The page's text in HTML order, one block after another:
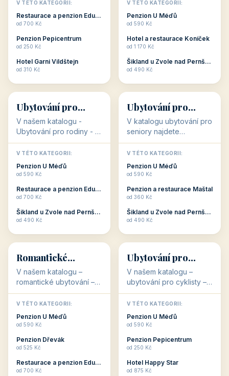
dovolenou přímo
souvisejí. Aktivní
odpočinek jso...
V TÉTO KATEGORII:
Restaurace a penzion Eduard
od 700 Kč
Penzion Pepicentrum
od 250 Kč
Hotel Garni Vildštejn
od 310 Kč
cenově dostupné
ubytování v ČR. Budete
c...
V TÉTO KATEGORII:
Penzion U Méďů
od 590 Kč
Hotel a restaurace Koníček
od 1 170 Kč
Šikland u Zvole nad Pernštejnem
od 490 Kč
👨‍👩‍👧‍👦
👨‍👩‍👧‍👦
34 objektů
Ubytování pro
rodiny
V našem katalogu -
Ubytování pro rodiny -
jsou pro Vás připraveny
objekty, které svojí
polohou či vybaveností,
nabízí klidné ubytování
V TÉTO KATEGORII:
Penzion U Méďů
od 590 Kč
Restaurace a penzion Eduard
od 700 Kč
Šikland u Zvole nad Pernštejnem
od 490 Kč
🧓
🧓
33 objektů
Ubytování pro
seniory
V katalogu ubytování pro
seniory najdete
penziony a hotely, které
jsou přizpůsobeny pro
ubytování klientů vyššího
věku. Některé z nich
V TÉTO KATEGORII:
Penzion U Méďů
od 590 Kč
Penzion a restaurace Maštal
od 360 Kč
Šikland u Zvole nad Pernštejnem
od 490 Kč
💕
💕
Romantické
ubytování
V našem katalogu –
romantické ubytování –
jsou pro Vás připraveny
objekty, které svojí
stavbou, polohou anebo
zaměřením nabízí
Romantické ...
V TÉTO KATEGORII:
Penzion U Méďů
od 590 Kč
Penzion Dřevák
od 525 Kč
Restaurace a penzion Eduard
od 700 Kč
🚴
🚴
32 objektů
Ubytování pro
cyklisty
V našem katalogu –
ubytování pro cyklisty –
jsou pro Vás připraveny
objekty, které jsou na
milovníky cykloturistiky
připraveny. Většinou mají
V TÉTO KATEGORII:
Penzion U Méďů
od 590 Kč
Penzion Pepicentrum
od 250 Kč
Hotel Happy Star
od 875 Kč